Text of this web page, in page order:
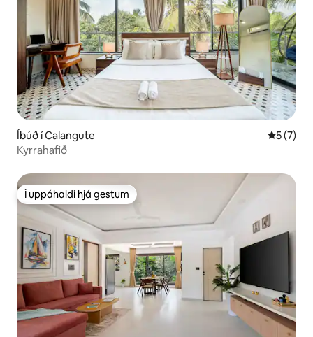
Íbúð í Calangute 5 af 5 í
5 (7)
Kyrrahafið
Í uppáhaldi hjá gestum
Í uppáhaldi hjá gestum